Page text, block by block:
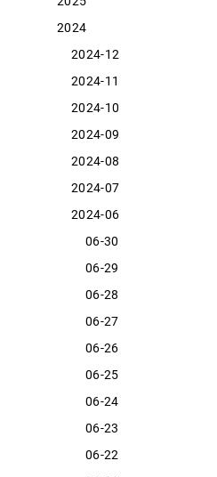
2024
2024-12
2024-11
2024-10
2024-09
2024-08
2024-07
2024-06
06-30
06-29
06-28
06-27
06-26
06-25
06-24
06-23
06-22